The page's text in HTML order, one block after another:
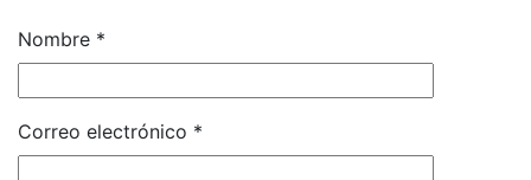
Nombre *
Correo electrónico *